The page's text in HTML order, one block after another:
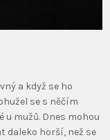
a když se ho
se s něčím
u mužů. Dnes mohou
daleko horší, než se